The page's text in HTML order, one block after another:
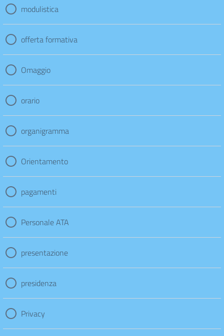
modulistica
offerta formativa
Omaggio
orario
organigramma
Orientamento
pagamenti
Personale ATA
presentazione
presidenza
Privacy